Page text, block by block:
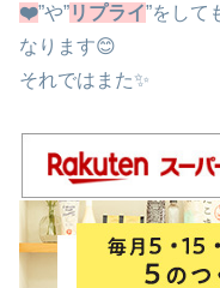
❤️”や”リプライ”をして
なります😊
それではまた✨